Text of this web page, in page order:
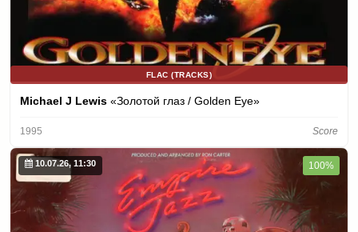
FLAC (TRACKS)
Michael J Lewis «Золотой глаз / Golden Eye»
1995 Score
10.07.26, 11:30 100%